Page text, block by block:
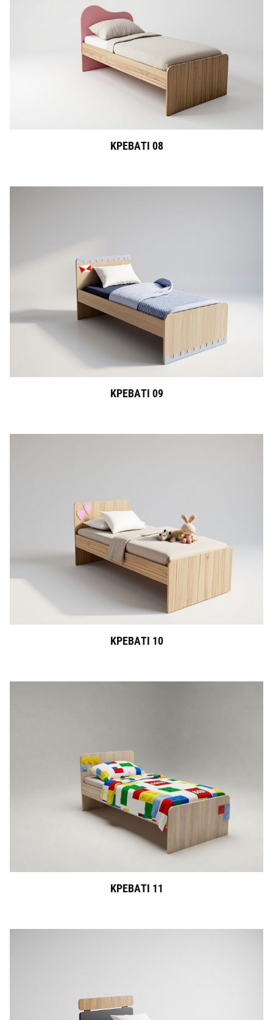
ΚΡΕΒΑΤΙ 08
ΚΡΕΒΑΤΙ 09
ΚΡΕΒΑΤΙ 10
ΚΡΕΒΑΤΙ 11